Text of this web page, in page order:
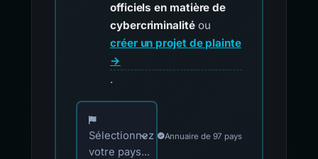
officiels en matière de
cybercriminalitéou
créer un projet de plainte
→
.
Choisissez votre pays pour les contacts
Sélectionnez
votre pays...
Annuaire de 97 pays